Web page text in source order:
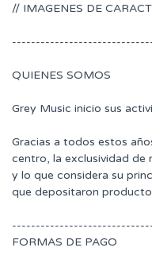
// IMAGENES DE
QUIENES SOMOS
Grey Music inicio sus
Gracias a todos estos
centro, la exclusividad de
y lo que considera su
que depositaron
FORMAS DE PAGO